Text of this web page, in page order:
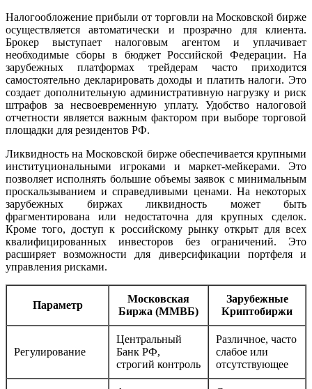
Налогообложение прибыли от торговли на Московской бирже
осуществляется автоматически и прозрачно для клиента.
Брокер выступает налоговым агентом и уплачивает
необходимые сборы в бюджет Российской Федерации. На
зарубежных платформах трейдерам часто приходится
самостоятельно декларировать доходы и платить налоги. Это
создает дополнительную административную нагрузку и риск
штрафов за несвоевременную уплату. Удобство налоговой
отчетности является важным фактором при выборе торговой
площадки для резидентов РФ.
Ликвидность на Московской бирже обеспечивается крупными
институциональными игроками и маркет-мейкерами. Это
позволяет исполнять большие объемы заявок с минимальным
проскальзыванием и справедливыми ценами. На некоторых
зарубежных биржах ликвидность может быть
фрагментирована или недостаточна для крупных сделок.
Кроме того, доступ к российскому рынку открыт для всех
квалифицированных инвесторов без ограничений. Это
расширяет возможности для диверсификации портфеля и
управления рисками.
Параметр
Московская
Биржа (ММВБ)
Зарубежные
Криптобиржи
Регулирование
Центральный
Банк РФ,
строгий контроль
Различное, часто
слабое или
отсутствующее